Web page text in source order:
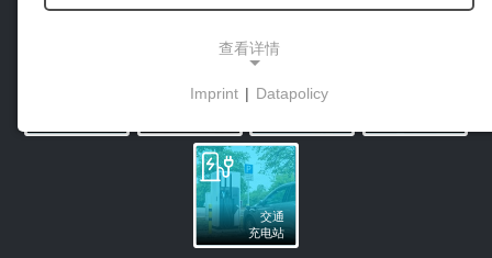
医院
Komoot
哈尔茨的地图
游乐场
信息
网络摄像头
信息
交通
充电站
查看详情
这些cookies能够实现基本功能，是使用网站所必需
Imprint | Datapolicy